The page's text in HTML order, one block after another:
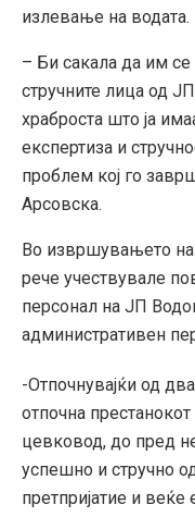
излевање на водата.
– Би сакала да им се
стручните лица од
храброста што ја
експертиза и
проблем кој го
Арсовска.
Во извршувањето на
рече учествувале
персонал на ЈП
административен
-Отпочнувајќи од
отпочна
цевковод, до пред
успешно и стручно
претпријатие и